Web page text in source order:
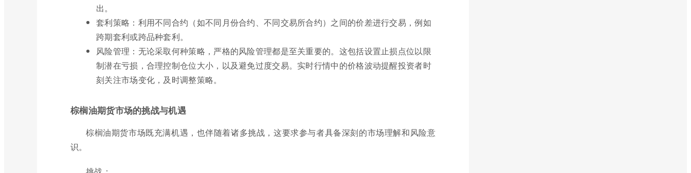
出。
套利策略：利用不同合约（如不同月份合约、不同交易所合约）之间的价差进行交易，例如
跨期套利或跨品种套利。
风险管理：无论采取何种策略，严格的风险管理都是至关重要的。这包括设置止损点位以限
制潜在亏损，合理控制仓位大小，以及避免过度交易。实时行情中的价格波动提醒投资者时
刻关注市场变化，及时调整策略。
棕榈油期货市场的挑战与机遇
棕榈油期货市场既充满机遇，也伴随着诸多挑战，这要求参与者具备深刻的市场理解和风险意
识。